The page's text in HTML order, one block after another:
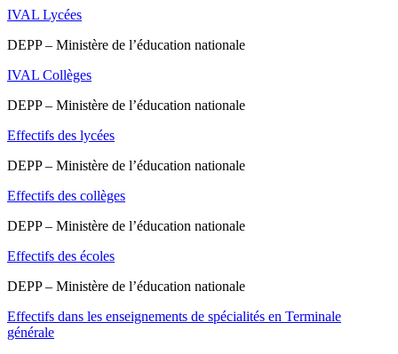
IVAL Lycées
DEPP – Ministère de l’éducation nationale
IVAL Collèges
DEPP – Ministère de l’éducation nationale
Effectifs des lycées
DEPP – Ministère de l’éducation nationale
Effectifs des collèges
DEPP – Ministère de l’éducation nationale
Effectifs des écoles
DEPP – Ministère de l’éducation nationale
Effectifs dans les enseignements de spécialités en Terminale
générale